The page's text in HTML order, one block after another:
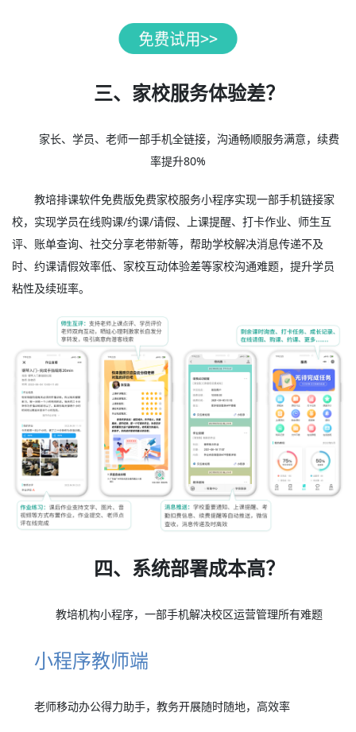
三、家校服务体验差？
家长、学员、老师一部手机全链接，沟通畅顺服务满意，续费
率提升80%
教培排课软件免费版免费家校服务小程序实现一部手机链接家
校，实现学员在线购课/约课/请假、上课提醒、打卡作业、师生互
评、账单查询、社交分享老带新等，帮助学校解决消息传递不及
时、约课请假效率低、家校互动体验差等家校沟通难题，提升学员
粘性及续班率。
四、系统部署成本高？
教培机构小程序，一部手机解决校区运营管理所有难题
小程序教师端
老师移动办公得力助手，教务开展随时随地，高效率